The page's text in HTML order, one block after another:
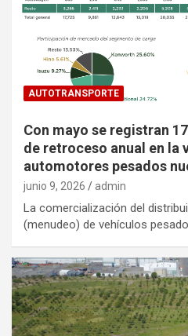
AUTOTRANSPORTE
Con mayo se registran
de retroceso anual en la
automotores pesados
junio 9, 2026 admin
La comercialización del
(menudeo) de vehículos